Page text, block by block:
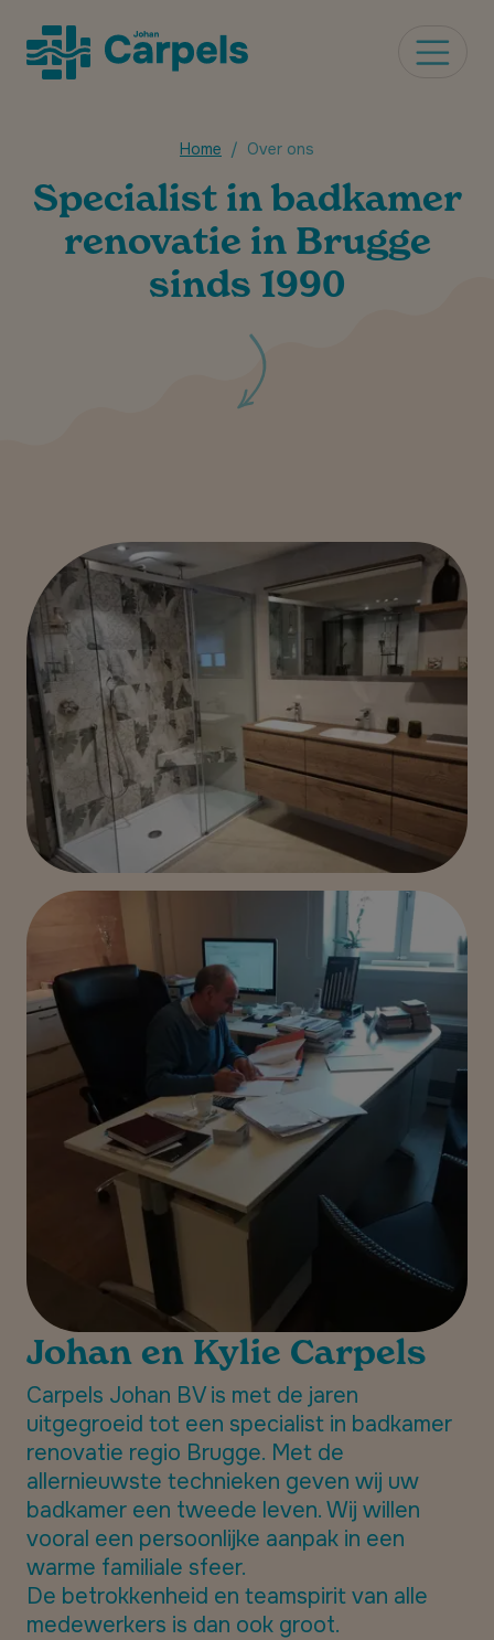
Home Over ons
Specialist in badkamer
renovatie in Brugge
sinds 1990
Johan en Kylie Carpels
Carpels Johan BV is met de jaren
uitgegroeid tot een specialist in badkamer
renovatie regio Brugge. Met de
allernieuwste technieken geven wij uw
badkamer een tweede leven. Wij willen
vooral een persoonlijke aanpak in een
warme familiale sfeer.
De betrokkenheid en teamspirit van alle
medewerkers is dan ook groot.